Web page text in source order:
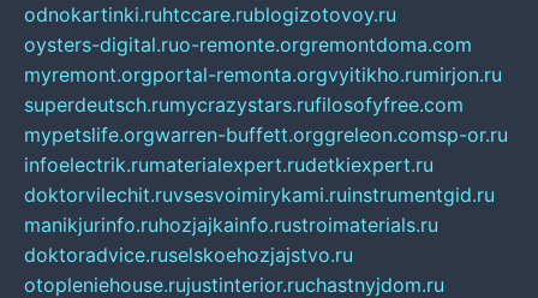
odnokartinki.ruhtccare.rublogizotovoy.ru
oysters-digital.ruo-remonte.orgremontdoma.com
myremont.orgportal-remonta.orgvyitikho.rumirjon.ru
superdeutsch.rumycrazystars.rufilosofyfree.com
mypetslife.orgwarren-buffett.orggreleon.comsp-or.ru
infoelectrik.rumaterialexpert.rudetkiexpert.ru
doktorvilechit.ruvsesvoimirykami.ruinstrumentgid.ru
manikjurinfo.ruhozjajkainfo.rustroimaterials.ru
doktoradvice.ruselskoehozjajstvo.ru
otopleniehouse.rujustinterior.ruchastnyjdom.ru